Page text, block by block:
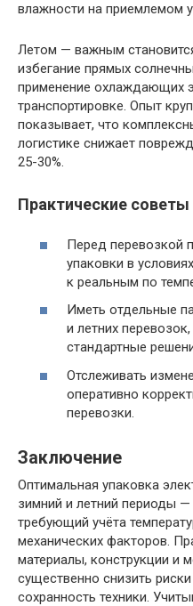
влажности на приемлемом
Летом — важным
избегание прямых
применение охлаждающих
транспортировке. Опыт
показывает, что
логистике снижает
25-30%.
Практические
Перед перевозкой
упаковки в
к реальным по
Иметь отдельные
и летних
стандартные
Отслеживать
оперативно
перевозки.
Заключение
Оптимальная упаковка
зимний и летний периоды
требующий учёта
механических факторов.
материалы, конструкции и
существенно снизить
сохранность техники.